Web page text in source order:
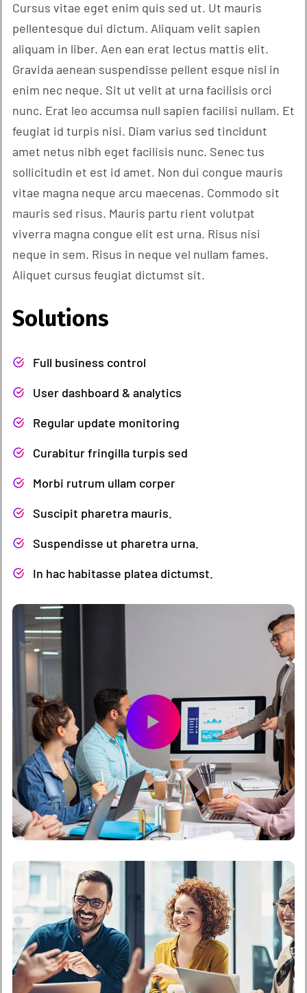
Cursus vitae eget enim quis sed ut. Ut mauris
pellentesque dui dictum. Aliquam velit sapien
aliquam in liber. Aen ean erat lectus mattis elit.
Gravida aenean suspendisse pellent esque nisl in
enim nec neque. Sit ut velit at urna facilisis orci
nunc. Erat leo accumsa null sapien facilisi nullam. Et
feugiat id turpis nisi. Diam varius sed tincidunt
amet netus nibh eget facilisis nunc. Senec tus
sollicitudin et est id amet. Non dui congue mauris
vitae magna neque arcu maecenas. Commodo sit
mauris sed risus. Mauris partu rient volutpat
viverra magna congue elit est urna. Risus nisi
neque in sem. Risus in neque vel nullam fames.
Aliquet cursus feugiat dictumst sit.
Solutions
Full business control
User dashboard & analytics
Regular update monitoring
Curabitur fringilla turpis sed
Morbi rutrum ullam corper
Suscipit pharetra mauris.
Suspendisse ut pharetra urna.
In hac habitasse platea dictumst.